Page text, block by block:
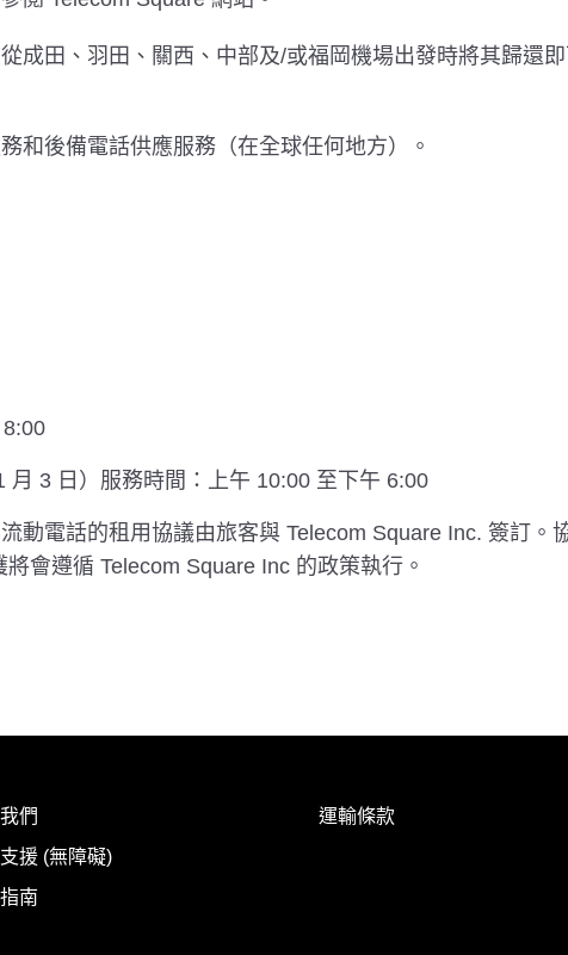
成田、羽田、關西、中部及/或福岡機場出發時將其歸還
和後備電話供應服務（在全球任何地方）。
3 日）服務時間：上午 10:00 至下午 6:00
動電話的租用協議由旅客與 Telecom Square Inc. 簽訂。
會遵循 Telecom Square Inc 的政策執行。
們
援 (無障礙)
南
運輸條款